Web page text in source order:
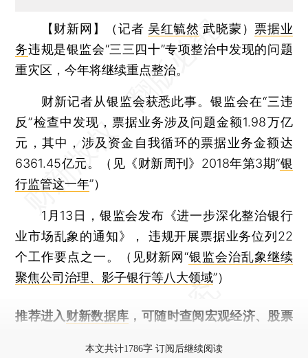
【财新网】（记者 吴红毓然 武晓蒙） 票据业
务违规是银监会“三三四十”专项整治中发现的问题
重灾区，今年将继续重点整治。
财新记者从银监会获悉此事。银监会在“三违
反”检查中发现，票据业务涉及问题金额1.98万亿
元，其中，涉及资金自我循环的票据业务金额达
6361.45亿元。（见《财新周刊》2018年第3期“银
行监管这一年”）
1月13日，银监会发布《进一步深化整治银行
业市场乱象的通知》， 违规开展票据业务位列22
个工作要点之一。（见财新网“银监会治乱象继续
聚焦公司治理、影子银行等八大领域”）
推荐进入 财新数据库 ，可随时查阅宏观经济、股票
本文共计1786字 订阅后继续阅读